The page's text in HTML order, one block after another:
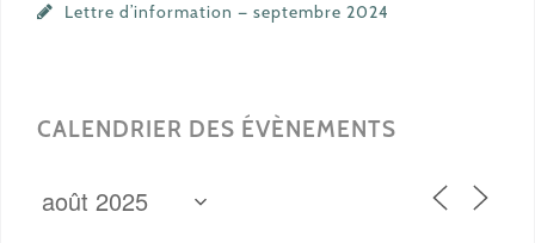
Lettre d’information — septembre 2024
CALENDRIER DES ÉVÈNEMENTS